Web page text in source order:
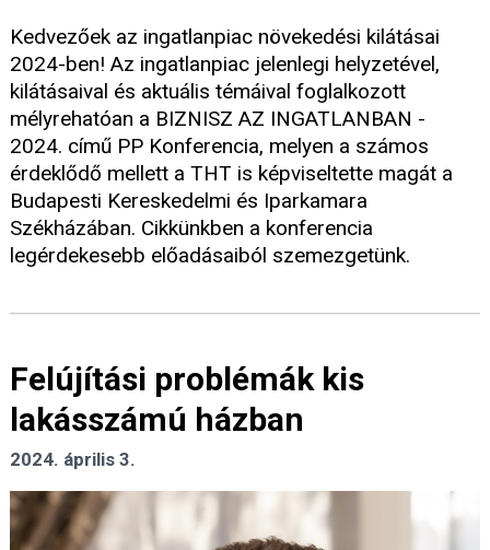
Kedvezőek az ingatlanpiac növekedési kilátásai
2024-ben! Az ingatlanpiac jelenlegi helyzetével,
kilátásaival és aktuális témáival foglalkozott
mélyrehatóan a BIZNISZ AZ INGATLANBAN -
2024. című PP Konferencia, melyen a számos
érdeklődő mellett a THT is képviseltette magát a
Budapesti Kereskedelmi és Iparkamara
Székházában. Cikkünkben a konferencia
legérdekesebb előadásaiból szemezgetünk.
Felújítási problémák kis
lakásszámú házban
2024. április 3.